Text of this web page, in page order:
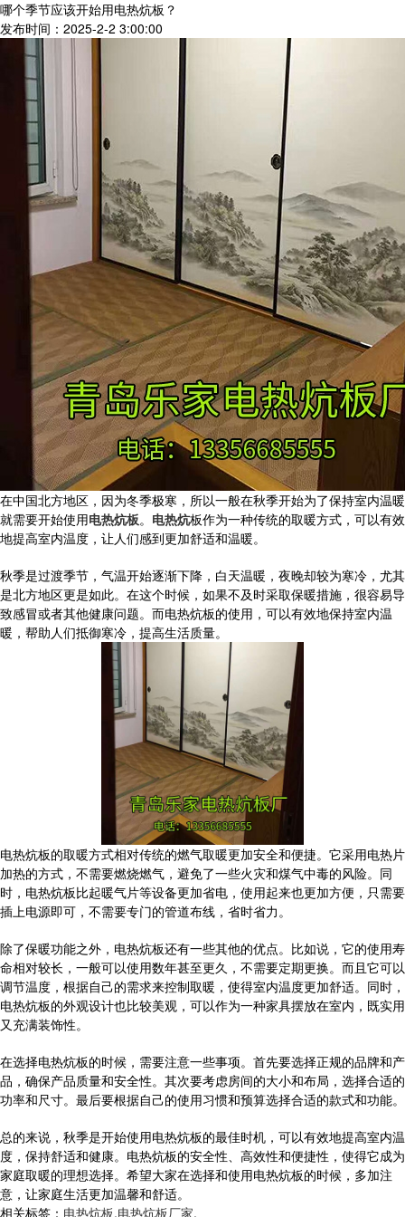
哪个季节应该开始用电热炕板？
发布时间：2025-2-2 3:00:00
在中国北方地区，因为冬季极寒，所以一般在秋季开始为了保持室内温暖
就需要开始使用电热炕板。 电热炕板作为一种传统的取暖方式，可以有效
地提高室内温度，让人们感到更加舒适和温暖。
秋季是过渡季节，气温开始逐渐下降，白天温暖，夜晚却较为寒冷，尤其
是北方地区更是如此。在这个时候，如果不及时采取保暖措施，很容易导
致感冒或者其他健康问题。而电热炕板的使用，可以有效地保持室内温
暖，帮助人们抵御寒冷，提高生活质量。
电热炕板的取暖方式相对传统的燃气取暖更加安全和便捷。它采用电热片
加热的方式，不需要燃烧燃气，避免了一些火灾和煤气中毒的风险。同
时，电热炕板比起暖气片等设备更加省电，使用起来也更加方便，只需要
插上电源即可，不需要专门的管道布线，省时省力。
除了保暖功能之外，电热炕板还有一些其他的优点。比如说，它的使用寿
命相对较长，一般可以使用数年甚至更久，不需要定期更换。而且它可以
调节温度，根据自己的需求来控制取暖，使得室内温度更加舒适。同时，
电热炕板的外观设计也比较美观，可以作为一种家具摆放在室内，既实用
又充满装饰性。
在选择电热炕板的时候，需要注意一些事项。首先要选择正规的品牌和产
品，确保产品质量和安全性。其次要考虑房间的大小和布局，选择合适的
功率和尺寸。最后要根据自己的使用习惯和预算选择合适的款式和功能。
总的来说，秋季是开始使用电热炕板的最佳时机，可以有效地提高室内温
度，保持舒适和健康。电热炕板的安全性、高效性和便捷性，使得它成为
家庭取暖的理想选择。希望大家在选择和使用电热炕板的时候，多加注
意，让家庭生活更加温馨和舒适。
相关标签： 电热炕板,电热炕板厂家,